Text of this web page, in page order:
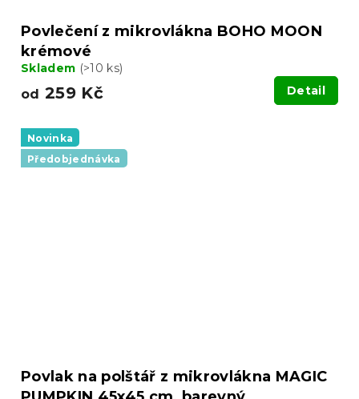
Povlečení z mikrovlákna BOHO MOON
krémové
Skladem (>10 ks)
od 259 Kč Detail
Novinka
Předobjednávka
Povlak na polštář z mikrovlákna MAGIC